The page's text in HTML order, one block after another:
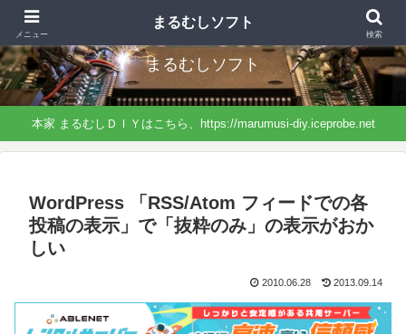
まるむしＤＩＹから分離したサイト、ソフトに特化したネタになっています。
まるむしソフト
本家 まるむしＤＩＹはこちら、https://marumusi-diy.iceprobe.net
WordPress 「RSS/Atom フィードでの各
投稿の表示」で「抜粋のみ」の表示がおか
しい
2010.06.28 2013.09.14
メニュー
まるむしソフト
検索